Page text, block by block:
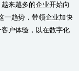
来越多的企业开始向
一趋势，带领企业加快
户体验，以在数字化